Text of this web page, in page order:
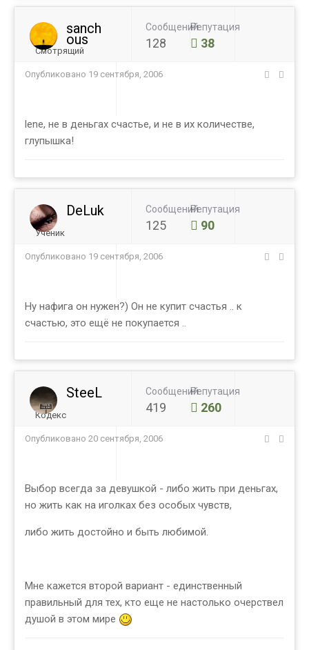
sanch
ous
Смотрящий
Сообщений
128
Репутация
38
Опубликовано 19 сентября, 2006
lene, не в деньгах счастье, и не в их количестве,
глупышка!
DeLuk
Ученик
Сообщений
125
Репутация
90
Опубликовано 19 сентября, 2006
Ну нафига он нужен?) Он не купит счастья .. к
счастью, это ещё не покупается ..
SteeL
Кодекс
Сообщений
419
Репутация
260
Опубликовано 20 сентября, 2006
Выбор всегда за девушкой - либо жить при деньгах,
но жить как на иголках без особых чувств,
либо жить достойно и быть любимой.
Мне кажется второй вариант - единственный
правильный для тех, кто еще не настолько очерствел
душой в этом мире